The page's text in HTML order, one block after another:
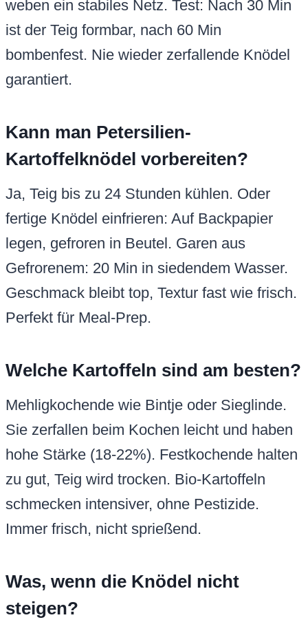
weben ein stabiles Netz. Test: Nach 30 Min
ist der Teig formbar, nach 60 Min
bombenfest. Nie wieder zerfallende Knödel
garantiert.
Kann man Petersilien-
Kartoffelknödel vorbereiten?
Ja, Teig bis zu 24 Stunden kühlen. Oder
fertige Knödel einfrieren: Auf Backpapier
legen, gefroren in Beutel. Garen aus
Gefrorenem: 20 Min in siedendem Wasser.
Geschmack bleibt top, Textur fast wie frisch.
Perfekt für Meal-Prep.
Welche Kartoffeln sind am besten?
Mehligkochende wie Bintje oder Sieglinde.
Sie zerfallen beim Kochen leicht und haben
hohe Stärke (18-22%). Festkochende halten
zu gut, Teig wird trocken. Bio-Kartoffeln
schmecken intensiver, ohne Pestizide.
Immer frisch, nicht sprießend.
Was, wenn die Knödel nicht
steigen?